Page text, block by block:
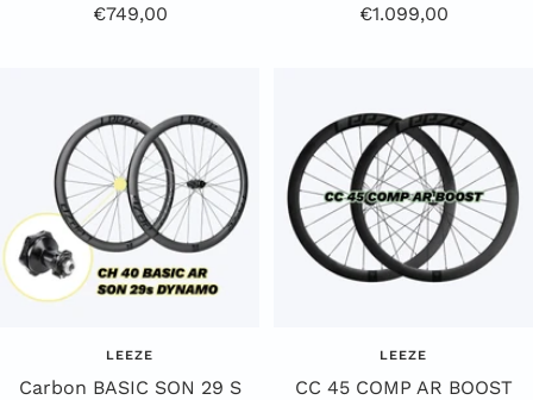
Aanbiedingsprijs
€749,00
Aanbiedingsprijs
€1.099,00
LEEZE
Carbon BASIC SON 29 S
LEEZE
CC 45 COMP AR BOOST